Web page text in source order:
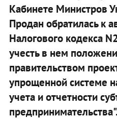
Кабинете Министров
Продан обратилась к
Налогового кодекса
учесть в нем
правительством
упрощенной системе
учета и отчетности